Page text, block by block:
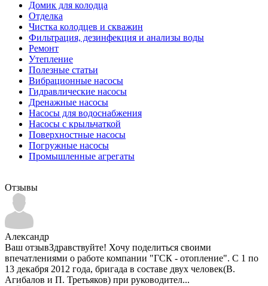
Домик для колодца
Отделка
Чистка колодцев и скважин
Фильтрация, дезинфекция и анализы воды
Ремонт
Утепление
Полезные статьи
Вибрационные насосы
Гидравлические насосы
Дренажные насосы
Насосы для водоснабжения
Насосы с крыльчаткой
Поверхностные насосы
Погружные насосы
Промышленные агрегаты
Отзывы
Александр
Ваш отзывЗдравствуйте! Хочу поделиться своими
впечатлениями о работе компании "ГСК - отопление". С 1 по
13 декабря 2012 года, бригада в составе двух человек(В.
Агибалов и П. Третьяков) при руководител...